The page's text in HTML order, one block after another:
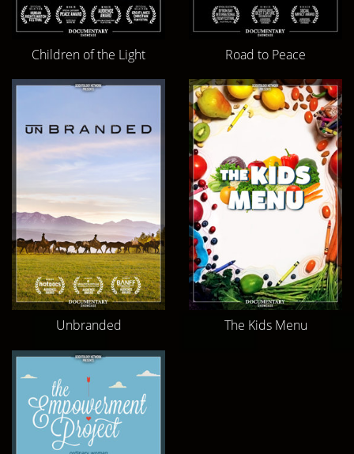
Children of the Light Road to Peace
Unbranded The Kids Menu